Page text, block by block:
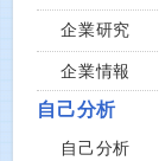
企業研究
企業情報
自己分析
自己分析